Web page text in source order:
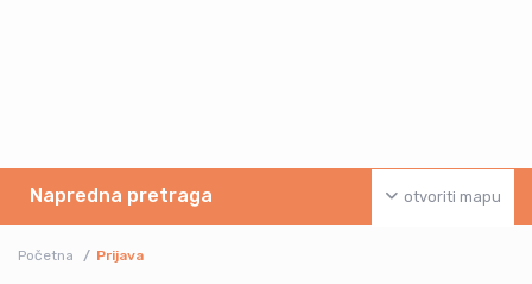
otvoriti mapu
Napredna pretraga
Početna Prijava